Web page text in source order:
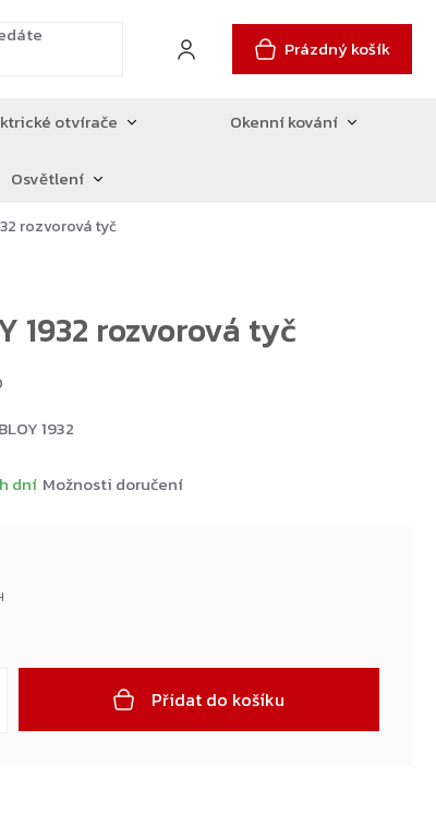
Prázdný košík
otvírače
Okenní kování
Osvětlení
rozvorová tyč
1932 rozvorová tyč
dní Možnosti doručení
Přidat do košíku
1932